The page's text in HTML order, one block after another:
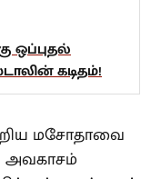
ஒப்புதல்
கடிதம்!
மசோதாவை